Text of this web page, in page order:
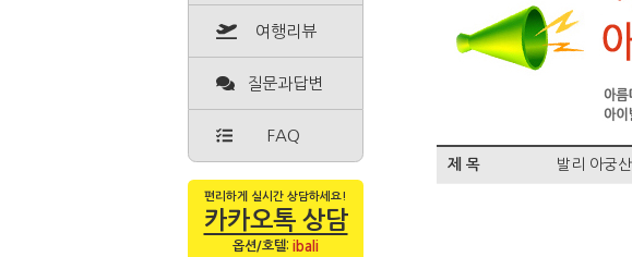
여행리뷰
질문과답변
FAQ
편리하게 실시간 상담하세요!
카카오톡 상담
옵션/호텔: ibali
제 목 발리 아궁